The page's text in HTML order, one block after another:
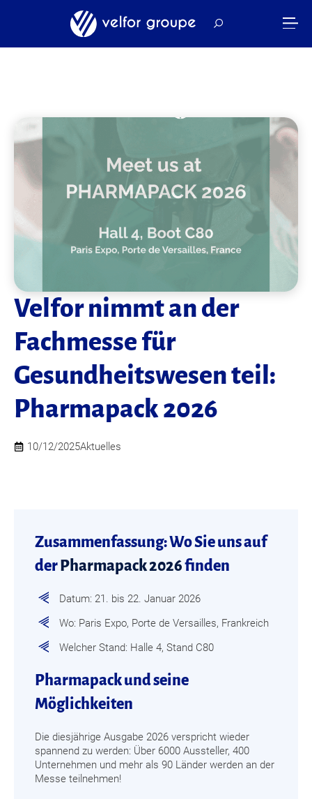
Velfor nimmt an der
Fachmesse für
Gesundheitswesen teil:
Pharmapack 2026
10/12/2025Aktuelles
Zusammenfassung: Wo Sie uns auf
derPharmapack 2026finden
Datum: 21. bis 22. Januar 2026
Wo: Paris Expo, Porte de Versailles, Frankreich
Welcher Stand: Halle 4, Stand C80
Pharmapack und seine
Möglichkeiten
Die diesjährige Ausgabe 2026 verspricht wieder
spannend zu werden: Über 6000 Aussteller, 400
Unternehmen und mehr als 90 Länder werden an der
Messe teilnehmen!